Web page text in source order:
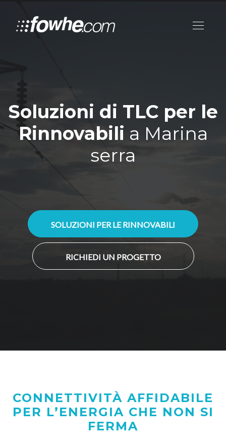
Soluzioni di TLC per le
Rinnovabili a Marina
serra
SOLUZIONI PER LE RINNOVABILI
RICHIEDI UN PROGETTO
CONNETTIVITÀ AFFIDABILE
PER L’ENERGIA CHE NON SI
FERMA